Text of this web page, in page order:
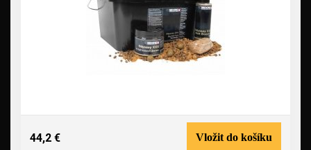
44,2 € Vložit do košíku